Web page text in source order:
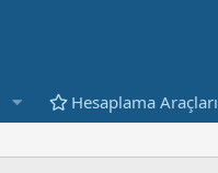
Hesaplama Araçları